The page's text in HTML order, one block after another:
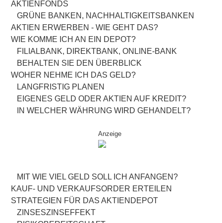
AKTIENFONDS
GRÜNE BANKEN, NACHHALTIGKEITSBANKEN
AKTIEN ERWERBEN - WIE GEHT DAS?
WIE KOMME ICH AN EIN DEPOT?
FILIALBANK, DIREKTBANK, ONLINE-BANK
BEHALTEN SIE DEN ÜBERBLICK
WOHER NEHME ICH DAS GELD?
LANGFRISTIG PLANEN
EIGENES GELD ODER AKTIEN AUF KREDIT?
IN WELCHER WÄHRUNG WIRD GEHANDELT?
Anzeige
MIT WIE VIEL GELD SOLL ICH ANFANGEN?
KAUF- UND VERKAUFSORDER ERTEILEN
STRATEGIEN FÜR DAS AKTIENDEPOT
ZINSESZINSEFFEKT